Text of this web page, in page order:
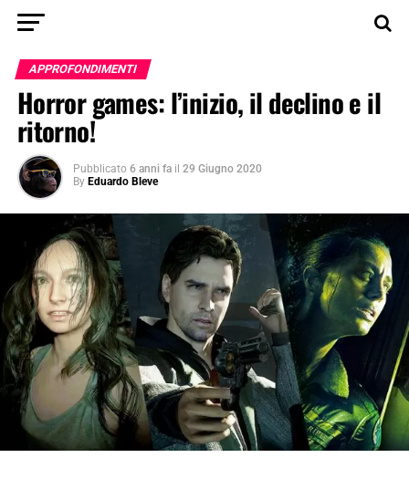
APPROFONDIMENTI
Horror games: l’inizio, il declino e il
ritorno!
Pubblicato 6 anni fa il 29 Giugno 2020
By Eduardo Bleve